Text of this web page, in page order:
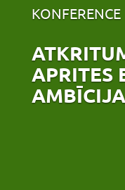
KONFERENCE
APRITES